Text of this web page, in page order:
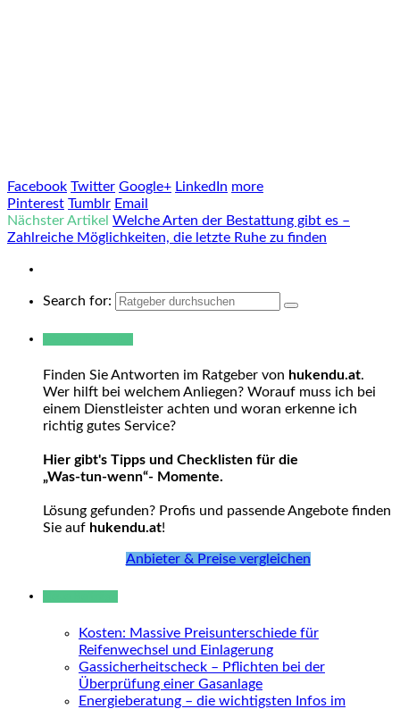
Facebook Twitter Google+ LinkedIn more
Pinterest Tumblr Email
Nächster Artikel Welche Arten der Bestattung gibt es –
Zahlreiche Möglichkeiten, die letzte Ruhe zu finden
Search for:
Finden Sie Antworten im Ratgeber von hukendu.at.
Wer hilft bei welchem Anliegen? Worauf muss ich bei
einem Dienstleister achten und woran erkenne ich
richtig gutes Service?
Hier gibt's Tipps und Checklisten für die
„Was-tun-wenn“- Momente.
Lösung gefunden? Profis und passende Angebote finden
Sie auf hukendu.at!
Anbieter & Preise vergleichen
Kosten: Massive Preisunterschiede für
Reifenwechsel und Einlagerung
Gassicherheitscheck – Pflichten bei der
Überprüfung einer Gasanlage
Energieberatung – die wichtigsten Infos im